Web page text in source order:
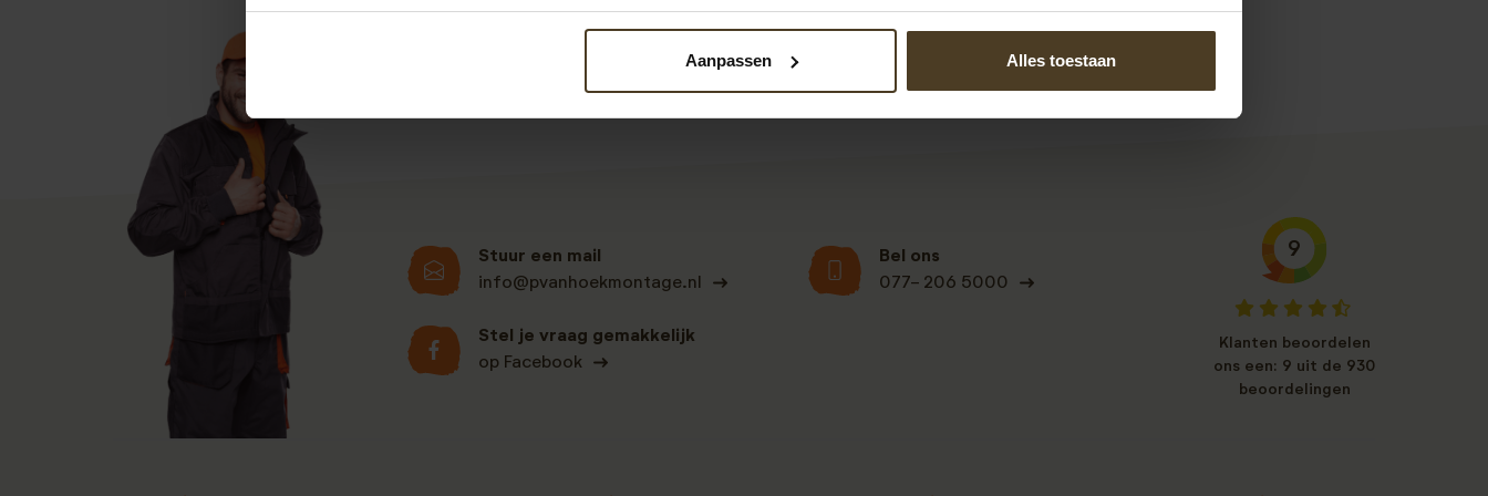
Aanpassen Alles toestaan
Stuur een mail
info@pvanhoekmontage.nl
Bel ons
077- 206 5000
Stel je vraag gemakkelijk
op Facebook
9
Klanten beoordelen
ons een: 9 uit de 930
beoordelingen